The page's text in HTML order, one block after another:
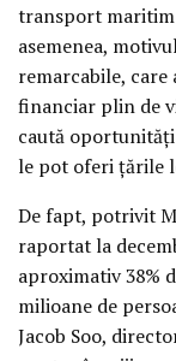
transport maritim
asemenea,
remarcabile,
financiar plin de
caută oportunități
le pot oferi țările
De fapt, potrivit
raportat la
aproximativ 38%
milioane de
Jacob Soo,